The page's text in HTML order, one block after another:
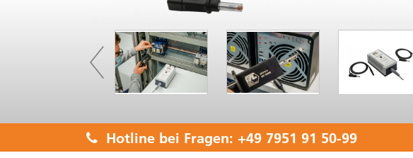
Hotline bei Fragen: +49 7951 91 50-99